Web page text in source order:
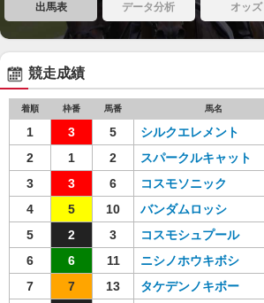
出馬表 データ分析 オッズ
競走成績
着順 枠番 馬番 馬名
1 3 5 シルクエレメント
2
1 2 スパークルキャット
3
3 6 コスモソニック
4
5 10 バンダムロッシ
5
2 3 コスモシュプール
6
6 11 ニシノホウキボシ
7
7 13 タケデンノキボー